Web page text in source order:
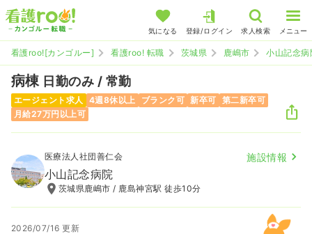
気になる 登録/ログイン 求人検索 メニュー
看護roo![カンゴルー] 看護roo! 転職 茨城県 鹿嶋市 小山記念病
病棟 日勤のみ / 常勤
エージェント求人 4週8休以上 ブランク可 新卒可 第二新卒可
月給27万円以上可
医療法人社団善仁会 施設情報
小山記念病院
茨城県鹿嶋市 / 鹿島神宮駅 徒歩10分
2026/07/16 更新